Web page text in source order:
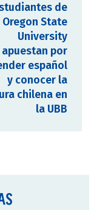
de
Oregon State
University
apuestan por
español
y conocer la
chilena en
la UBB